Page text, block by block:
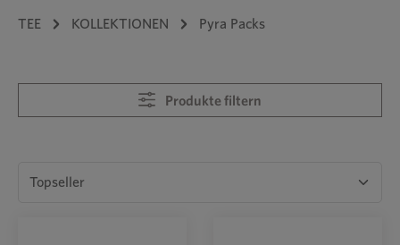
TEE KOLLEKTIONEN Pyra Packs
Produkte filtern